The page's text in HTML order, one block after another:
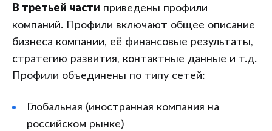
В третьей части приведены профили
компаний. Профили включают общее описание
бизнеса компании, её финансовые результаты,
стратегию развития, контактные данные и т.д.
Профили объединены по типу сетей:
Глобальная (иностранная компания на
российском рынке)